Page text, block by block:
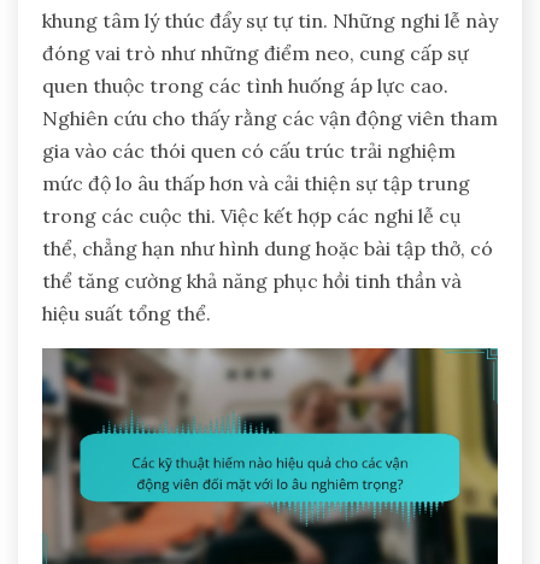
khung tâm lý thúc đẩy sự tự tin. Những nghi lễ này
đóng vai trò như những điểm neo, cung cấp sự
quen thuộc trong các tình huống áp lực cao.
Nghiên cứu cho thấy rằng các vận động viên tham
gia vào các thói quen có cấu trúc trải nghiệm
mức độ lo âu thấp hơn và cải thiện sự tập trung
trong các cuộc thi. Việc kết hợp các nghi lễ cụ
thể, chẳng hạn như hình dung hoặc bài tập thở, có
thể tăng cường khả năng phục hồi tinh thần và
hiệu suất tổng thể.